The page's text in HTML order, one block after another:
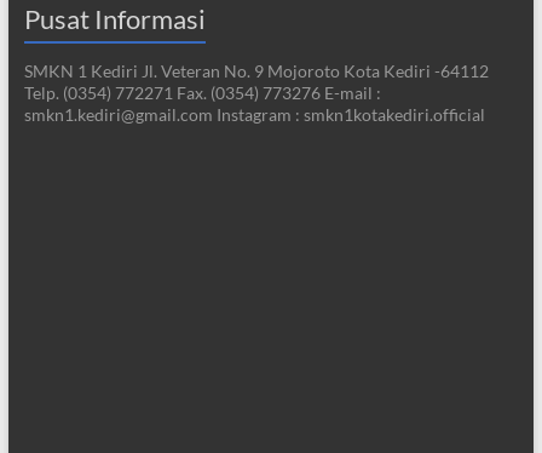
Pusat Informasi
SMKN 1 Kediri Jl. Veteran No. 9 Mojoroto Kota Kediri -64112
Telp. (0354) 772271 Fax. (0354) 773276 E-mail :
smkn1.kediri@gmail.com Instagram : smkn1kotakediri.official